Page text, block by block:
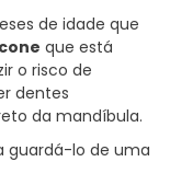
de idade que
que está
o risco de
dentes
da mandíbula.
guardá-lo de uma